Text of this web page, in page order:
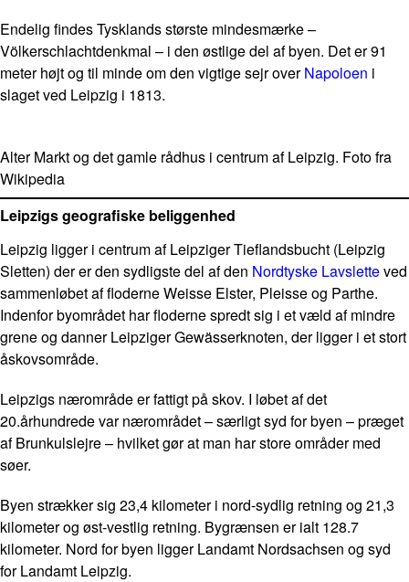
Endelig findes Tysklands største mindesmærke –
Völkerschlachtdenkmal – i den østlige del af byen. Det er 91
meter højt og til minde om den vigtige sejr overNapoloen i
slaget ved Leipzig i 1813.
Alter Markt og det gamle rådhus i centrum af Leipzig. Foto fra
Wikipedia
Leipzigs geografiske beliggenhed
Leipzig ligger i centrum af Leipziger Tieflandsbucht (Leipzig
Sletten) der er den sydligste del af den Nordtyske Lavsletteved
sammenløbet af floderne Weisse Elster, Pleisse og Parthe.
Indenfor byområdet har floderne spredt sig i et væld af mindre
grene og danner Leipziger Gewässerknoten, der ligger i et stort
åskovsområde.
Leipzigs nærområde er fattigt på skov. I løbet af det
20.århundrede var nærområdet – særligt syd for byen – præget
af Brunkulslejre – hvilket gør at man har store områder med
søer.
Byen strækker sig 23,4 kilometer i nord-sydlig retning og 21,3
kilometer og øst-vestlig retning. Bygrænsen er ialt 128.7
kilometer. Nord for byen ligger Landamt Nordsachsen og syd
for Landamt Leipzig.